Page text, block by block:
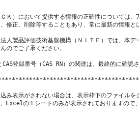
Ｋ）において提供する情報の正確性については
修正、削除等することもあり、常に最新の情報と
人製品評価技術基盤機構（ＮＩＴＥ）では、本
のでご了承ください。
登録番号（CAS RN）の関連は、最終的に確認
み表示がされない場合は、表示枠下のファイルを
Excelの１シートのみが表示されておりますので